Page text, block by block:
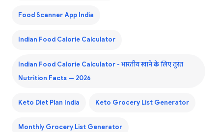
Food Scanner App India
Indian Food Calorie Calculator
Indian Food Calorie Calculator - भारतीय खाने के लिए तुरंत
Nutrition Facts — 2026
Keto Diet Plan India Keto Grocery List Generator
Monthly Grocery List Generator